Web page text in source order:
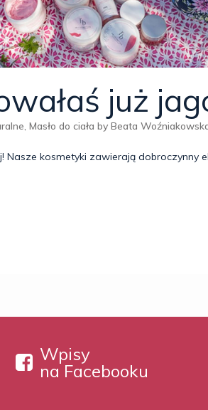
już
, Masło do ciała by Beata
kosmetyki zawierają dobroczynny
Wpisy
na Facebooku